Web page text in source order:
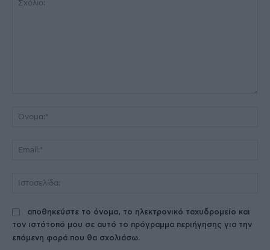
αποθηκεύστε το όνομα, το ηλεκτρονικό ταχυδρομείο και
τον ιστότοπό μου σε αυτό το πρόγραμμα περιήγησης για την
επόμενη φορά που θα σχολιάσω.